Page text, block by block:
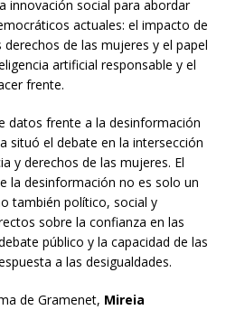
innovación social para abordar
actuales: el impacto de
de las mujeres y el papel
artificial responsable y el
frente.
datos frente a la desinformación
situó el debate en la intersección
y derechos de las mujeres. El
la desinformación no es solo un
también político, social y
sobre la confianza en las
público y la capacidad de las
a las desigualdades.
de Gramenet, Mireia